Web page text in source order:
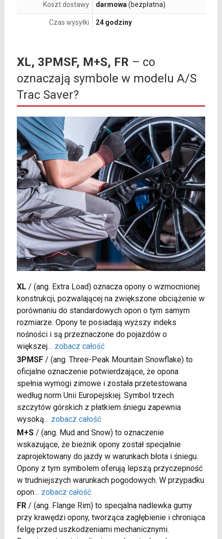
Koszt dostawy darmowa (bezpłatna)
Czas wysyłki 24 godziny
XL, 3PMSF, M+S, FR – co
oznaczają symbole w modelu A/S
Trac Saver?
XL/ (ang. Extra Load) oznacza opony o wzmocnionej
konstrukcji, pozwalającej na zwiększone obciążenie w
porównaniu do standardowych opon o tym samym
rozmiarze. Opony te posiadają wyższy indeks
nośności i są przeznaczone do pojazdów o
większej... zobacz całość
3PMSF/ (ang. Three-Peak Mountain Snowflake) to
oficjalne oznaczenie potwierdzające, że opona
spełnia wymogi zimowe i została przetestowana
według norm Unii Europejskiej. Symbol trzech
szczytów górskich z płatkiem śniegu zapewnia
wysoką... zobacz całość
M+S/ (ang. Mud and Snow) to oznaczenie
wskazujące, że bieżnik opony został specjalnie
zaprojektowany do jazdy w warunkach błota i śniegu.
Opony z tym symbolem oferują lepszą przyczepność
w trudniejszych warunkach pogodowych. W przypadku
opon... zobacz całość
FR/ (ang. Flange Rim) to specjalna nadlewka gumy
przy krawędzi opony, tworząca zagłębienie i chroniąca
felgę przed uszkodzeniami mechanicznymi.